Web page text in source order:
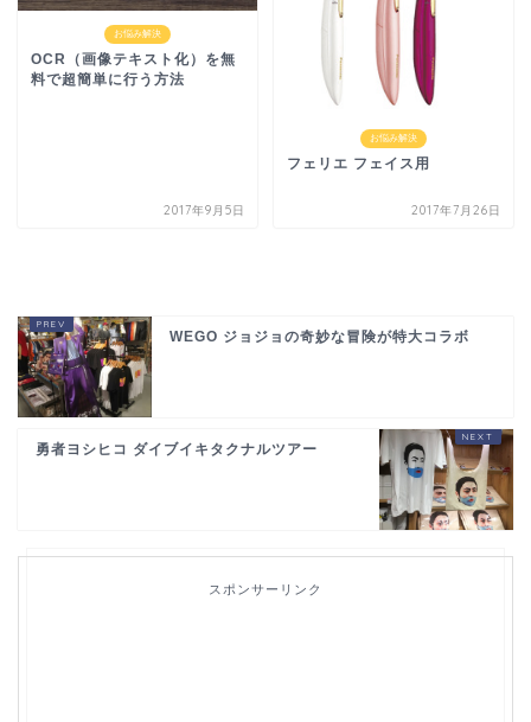
お悩み解決
OCR（画像テキスト化）を無
料で超簡単に行う方法
2017年9月5日
お悩み解決
フェリエ フェイス用
2017年7月26日
WEGO ジョジョの奇妙な冒険が特大コラボ
勇者ヨシヒコ ダイブイキタクナルツアー
スポンサーリンク